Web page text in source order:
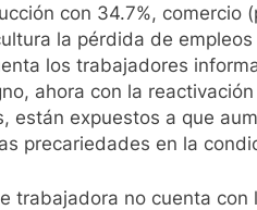
con 34.7%, comercio
la pérdida de
los trabajadores
ahora con la
están expuestos a que
precariedades en la
trabajadora no cuenta